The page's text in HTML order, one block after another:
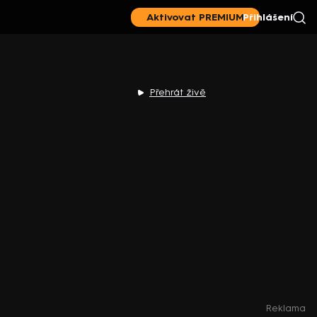
Aktivovat PREMIUM |
Přihlášení
Prima LOVE
Přehrát živě
Reklama